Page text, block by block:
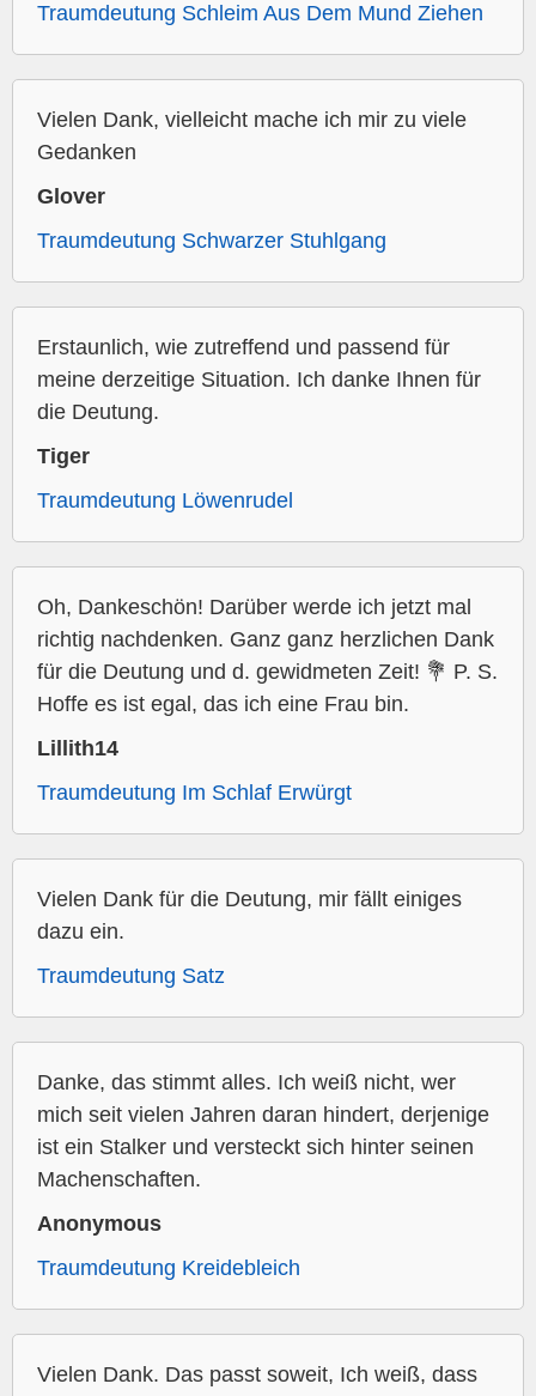
Traumdeutung Schleim Aus Dem Mund Ziehen
Vielen Dank, vielleicht mache ich mir zu viele
Gedanken
Glover
Traumdeutung Schwarzer Stuhlgang
Erstaunlich, wie zutreffend und passend für
meine derzeitige Situation. Ich danke Ihnen für
die Deutung.
Tiger
Traumdeutung Löwenrudel
Oh, Dankeschön! Darüber werde ich jetzt mal
richtig nachdenken. Ganz ganz herzlichen Dank
für die Deutung und d. gewidmeten Zeit! 💐 P. S.
Hoffe es ist egal, das ich eine Frau bin.
Lillith14
Traumdeutung Im Schlaf Erwürgt
Vielen Dank für die Deutung, mir fällt einiges
dazu ein.
Traumdeutung Satz
Danke, das stimmt alles. Ich weiß nicht, wer
mich seit vielen Jahren daran hindert, derjenige
ist ein Stalker und versteckt sich hinter seinen
Machenschaften.
Anonymous
Traumdeutung Kreidebleich
Vielen Dank. Das passt soweit, Ich weiß, dass